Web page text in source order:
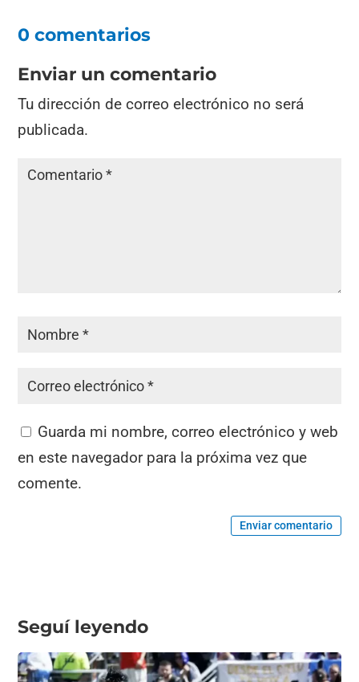
0 comentarios
Enviar un comentario
Tu dirección de correo electrónico no será
publicada.
Guarda mi nombre, correo electrónico y web
en este navegador para la próxima vez que
comente.
Enviar comentario
Seguí leyendo